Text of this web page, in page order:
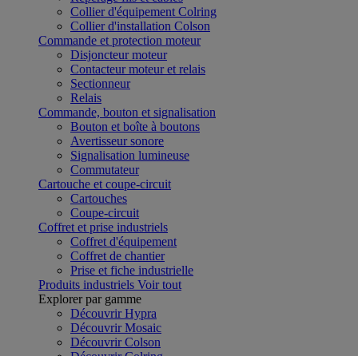
Collier d'équipement Colring
Collier d'installation Colson
Commande et protection moteur
Disjoncteur moteur
Contacteur moteur et relais
Sectionneur
Relais
Commande, bouton et signalisation
Bouton et boîte à boutons
Avertisseur sonore
Signalisation lumineuse
Commutateur
Cartouche et coupe-circuit
Cartouches
Coupe-circuit
Coffret et prise industriels
Coffret d'équipement
Coffret de chantier
Prise et fiche industrielle
Produits industriels Voir tout
Explorer par gamme
Découvrir Hypra
Découvrir Mosaic
Découvrir Colson